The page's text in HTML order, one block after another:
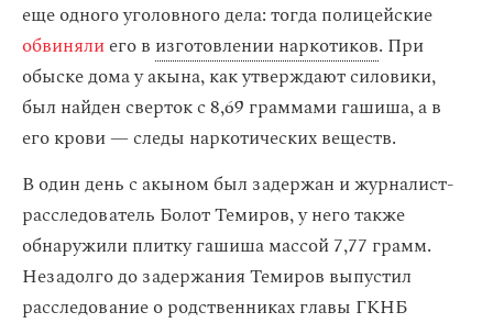
еще одного уголовного дела: тогда полицейские
обвинялиего в изготовлении наркотиков. При
обыске дома у акына, как утверждают силовики,
был найден сверток с 8,69 граммами гашиша, а в
его крови — следы наркотических веществ.
В один день с акыном был задержан и журналист-
расследователь Болот Темиров, у него также
обнаружили плитку гашиша массой 7,77 грамм.
Незадолго до задержания Темиров выпустил
расследование о родственниках главы ГКНБ